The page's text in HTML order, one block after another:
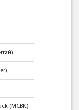
(MCBK)